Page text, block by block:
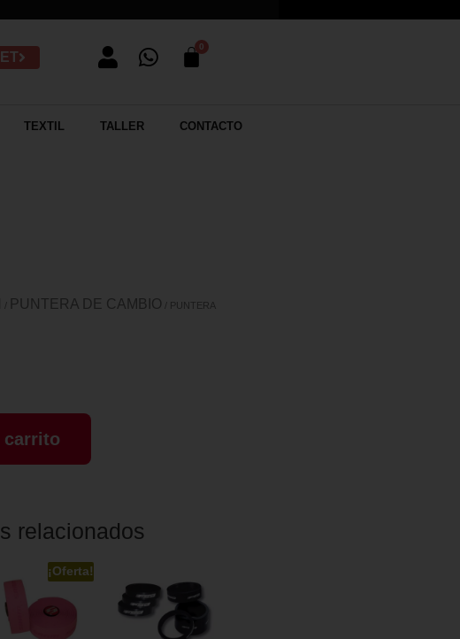
TEXTIL TALLER CONTACTO
PUNTERA DE CAMBIO / PUNTERA
carrito
relacionados
¡Oferta!